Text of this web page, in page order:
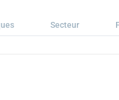
Secteur